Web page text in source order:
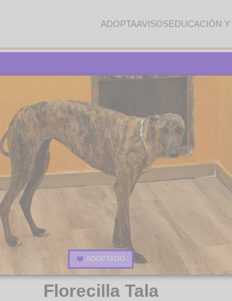
ADOPTAAVISOSEDUCACIÓN
ADOPTADO
Florecilla Tala